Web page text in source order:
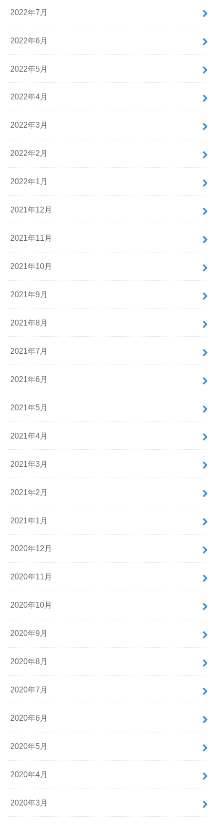
2022年7月
2022年6月
2022年5月
2022年4月
2022年3月
2022年2月
2022年1月
2021年12月
2021年11月
2021年10月
2021年9月
2021年8月
2021年7月
2021年6月
2021年5月
2021年4月
2021年3月
2021年2月
2021年1月
2020年12月
2020年11月
2020年10月
2020年9月
2020年8月
2020年7月
2020年6月
2020年5月
2020年4月
2020年3月